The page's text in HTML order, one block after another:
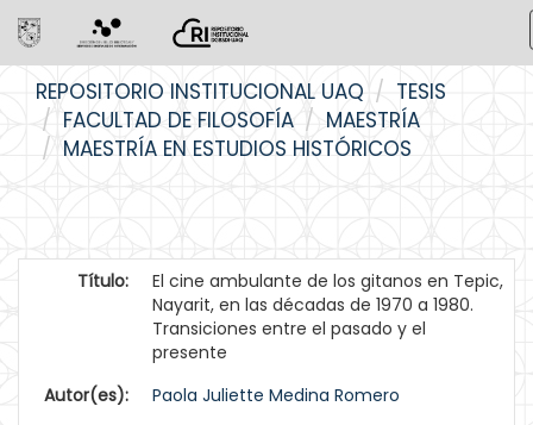
navigation
REPOSITORIO INSTITUCIONAL UAQ
TESIS
FACULTAD DE FILOSOFÍA
MAESTRÍA
MAESTRÍA EN ESTUDIOS HISTÓRICOS
Título:
El cine ambulante de los gitanos en Tepic,
Nayarit, en las décadas de 1970 a 1980.
Transiciones entre el pasado y el
presente
Autor(es):
Paola Juliette Medina Romero